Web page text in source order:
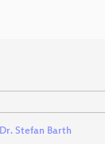
Dr. Stefan Barth